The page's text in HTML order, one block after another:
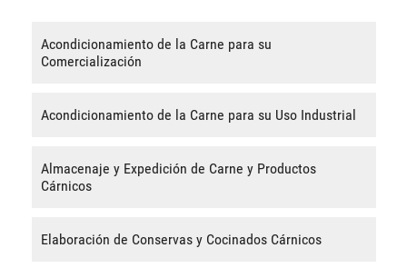
Acondicionamiento de la Carne para su
Comercialización
Acondicionamiento de la Carne para su Uso Industrial
Almacenaje y Expedición de Carne y Productos
Cárnicos
Elaboración de Conservas y Cocinados Cárnicos